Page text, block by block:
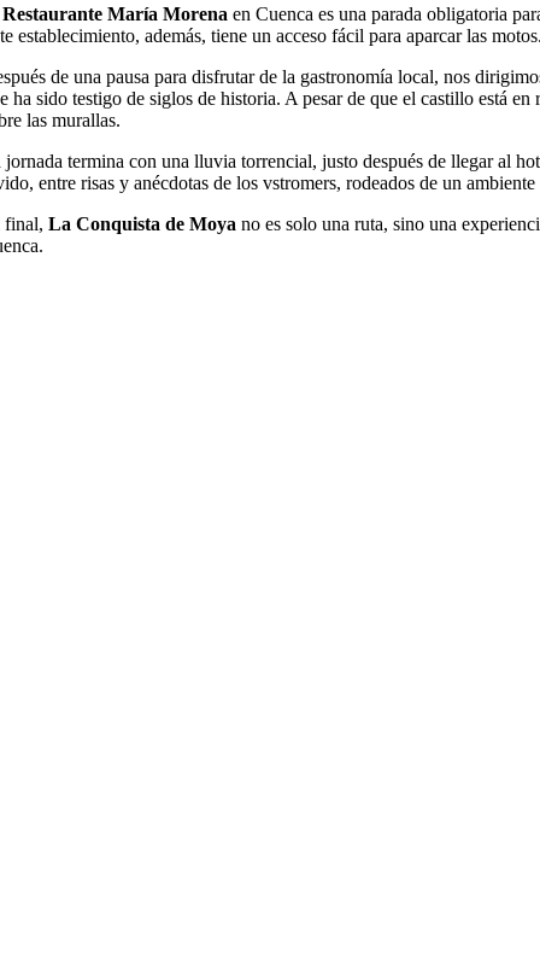
Restaurante María Morena en Cuenca es una parada obligatoria
establecimiento, además, tiene un acceso fácil para aparcar las
de una pausa para disfrutar de la gastronomía local, nos
ha sido testigo de siglos de historia. A pesar de que el castillo está
las murallas.
jornada termina con una lluvia torrencial, justo después de llegar al
entre risas y anécdotas de los vstromers, rodeados de un ambiente
La Conquista de Moya no es solo una ruta, sino una